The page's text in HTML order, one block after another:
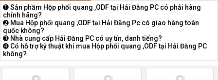
➊ Sản phầm Hộp phối quang ,ODF tại Hải Đăng PC có phải hàng
chính hãng?
➋ Mua Hộp phối quang ,ODF tại Hải Đăng Pc có giao hàng toàn
quốc không?
➌ Nhà cung cấp Hải Đăng PC có uy tín, danh tiếng?
➍ Có hỗ trợ kỹ thuật khi mua Hộp phối quang ,ODF tại Hải Đăng PC
không?